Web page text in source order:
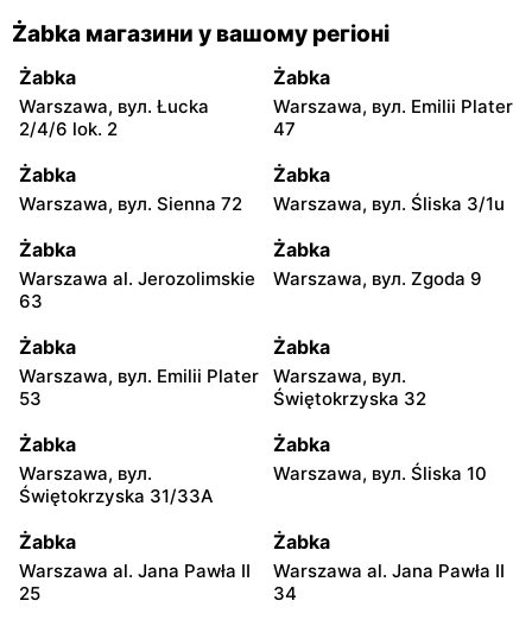
Żabka магазини у вашому регіоні
Żabka
Warszawa, вул. Łucka
2/4/6 lok. 2
Żabka
Warszawa, вул. Emilii Plater
47
Żabka
Warszawa, вул. Sienna 72
Żabka
Warszawa, вул. Śliska 3/1u
Żabka
Warszawa al. Jerozolimskie
63
Żabka
Warszawa, вул. Zgoda 9
Żabka
Warszawa, вул. Emilii Plater
53
Żabka
Warszawa, вул.
Świętokrzyska 32
Żabka
Warszawa, вул.
Świętokrzyska 31/33A
Żabka
Warszawa, вул. Śliska 10
Żabka
Warszawa al. Jana Pawła II
25
Żabka
Warszawa al. Jana Pawła II
34